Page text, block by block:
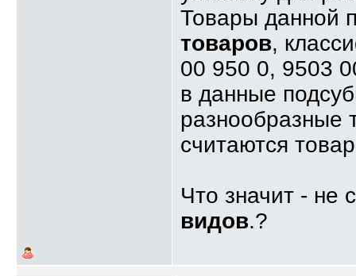
Товары данной
товаров,
00 950 0, 9503
в данные
разнообразные
считаются
Что значит - не
видов.?